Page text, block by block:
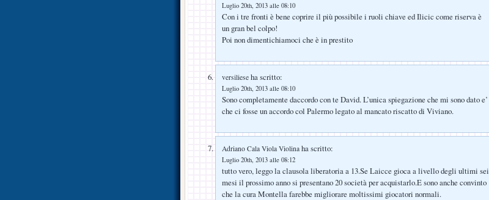
Luglio 20th, 2013 alle 08:10
Con i tre fronti è bene coprire il più possibile i ruoli chiave ed Ilicic come riserva è
un gran bel colpo!
Poi non dimentichiamoci che è in prestito
versiliese ha scritto:
Luglio 20th, 2013 alle 08:10
Sono completamente daccordo con te David. L’unica spiegazione che mi sono dato e’
che ci fosse un accordo col Palermo legato al mancato riscatto di Viviano.
Adriano Cala Viola Violina ha scritto:
Luglio 20th, 2013 alle 08:12
tutto vero, leggo la clausola liberatoria a 13.Se Laicce gioca a livello degli ultimi sei
mesi il prossimo anno si presentano 20 società per acquistarlo.E sono anche convinto
che la cura Montella farebbe migliorare moltissimi giocatori normali.